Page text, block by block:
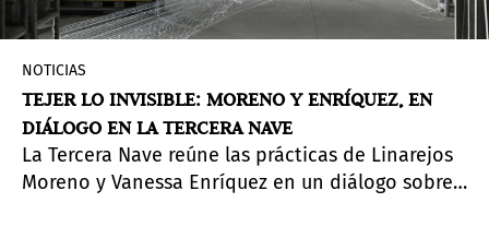
NOTICIAS
TEJER LO INVISIBLE: MORENO Y ENRÍQUEZ, EN
DIÁLOGO EN LA TERCERA NAVE
La Tercera Nave reúne las prácticas de Linarejos
Moreno y Vanessa Enríquez en un diálogo sobre